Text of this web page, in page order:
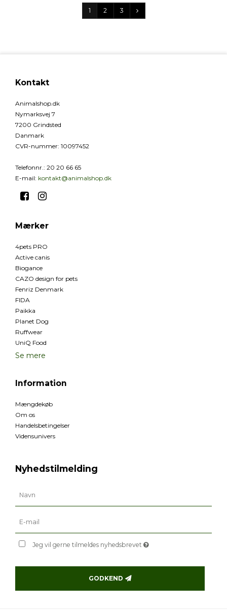
1 2 3
Kontakt
Animalshop.dk
Nymarksvej 7
7200 Grindsted
Danmark
CVR-nummer: 10097452
Telefonnr.: 20 20 66 65
E-mail: kontakt@animalshop.dk
Mærker
4pets PRO
Active canis
Biogance
CAZO design for pets
Fenriz Denmark
FIDA
Paikka
Planet Dog
Ruffwear
UniQ Food
Se mere
Information
Mængdekøb
Om os
Handelsbetingelser
Vidensunivers
Nyhedstilmelding
Jeg vil gerne tilmeldes nyhedsbrevet
GODKEND